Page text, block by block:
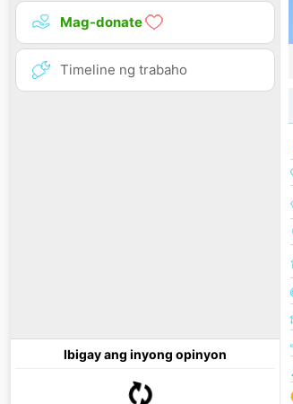
Mag-donate
Timeline ng trabaho
Ibigay ang inyong opinyon